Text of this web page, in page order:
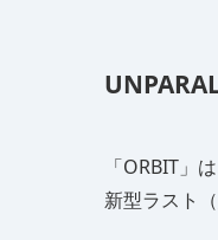
「ORBIT」
新型ラスト